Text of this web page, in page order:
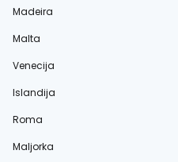
Madeira
Malta
Venecija
Islandija
Roma
Maljorka